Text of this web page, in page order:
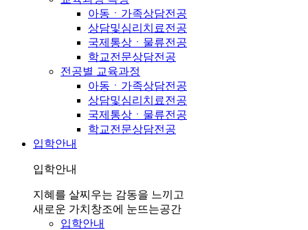
아동ㆍ가족상담전공
상담및심리치료전공
국제통상ㆍ물류전공
학교전문상담전공
전공별 교육과정
아동ㆍ가족상담전공
상담및심리치료전공
국제통상ㆍ물류전공
학교전문상담전공
입학안내
입학안내
지혜를 살찌우는 감동을 느끼고
새로운 가치창조에 눈뜨는공간
입학안내